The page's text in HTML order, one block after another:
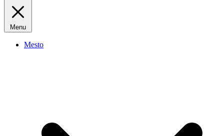
Menu
Mesto